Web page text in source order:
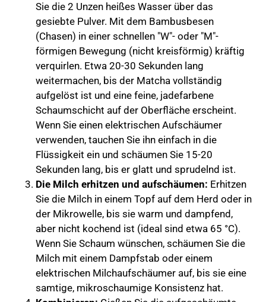
Sie die 2 Unzen heißes Wasser über das
gesiebte Pulver. Mit dem Bambusbesen
(Chasen) in einer schnellen "W"- oder "M"-
förmigen Bewegung (nicht kreisförmig) kräftig
verquirlen. Etwa 20-30 Sekunden lang
weitermachen, bis der Matcha vollständig
aufgelöst ist und eine feine, jadefarbene
Schaumschicht auf der Oberfläche erscheint.
Wenn Sie einen elektrischen Aufschäumer
verwenden, tauchen Sie ihn einfach in die
Flüssigkeit ein und schäumen Sie 15-20
Sekunden lang, bis er glatt und sprudelnd ist.
Die Milch erhitzen und aufschäumen: Erhitzen
Sie die Milch in einem Topf auf dem Herd oder in
der Mikrowelle, bis sie warm und dampfend,
aber nicht kochend ist (ideal sind etwa 65 °C).
Wenn Sie Schaum wünschen, schäumen Sie die
Milch mit einem Dampfstab oder einem
elektrischen Milchaufschäumer auf, bis sie eine
samtige, mikroschaumige Konsistenz hat.